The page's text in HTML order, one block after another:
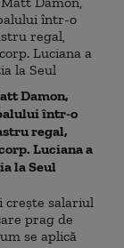
Damon,
într-o
regal,
Luciana a
la Seul